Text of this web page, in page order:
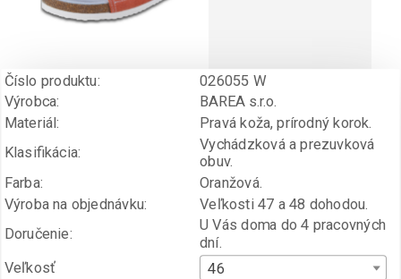
Číslo produktu:
026055 W
Výrobca:
BAREA s.r.o.
Materiál:
Pravá koža, prírodný korok.
Klasifikácia: Vychádzková a prezuvková
obuv.
Farba: Oranžová.
Výroba na objednávku:
Veľkosti 47 a 48 dohodou.
Doručenie:
U Vás doma do 4 pracovných
dní.
Veľkosť
46